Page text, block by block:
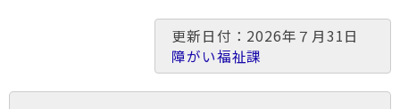
更新日付：2026年７月31日
障がい福祉課